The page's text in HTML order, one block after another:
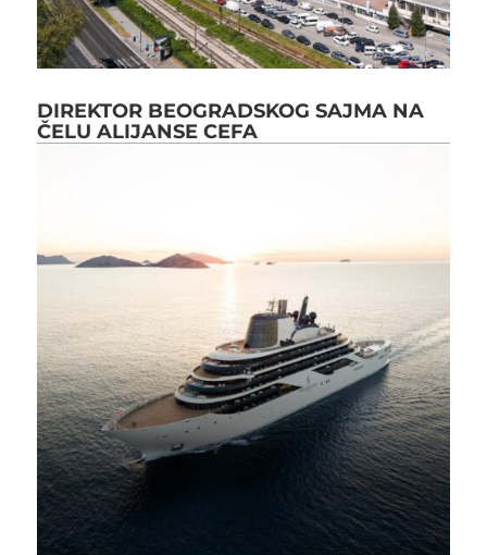
DIREKTOR BEOGRADSKOG SAJMA NA
ČELU ALIJANSE CEFA